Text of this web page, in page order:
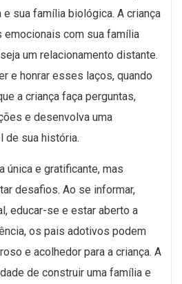
sua família biológica. A criança
emocionais com sua família
um relacionamento distante.
e honrar esses laços, quando
a criança faça perguntas,
e desenvolva uma
de sua história.
única e gratificante, mas
desafios. Ao se informar,
educar-se e estar aberto a
os pais adotivos podem
e acolhedor para a criança. A
de construir uma família e